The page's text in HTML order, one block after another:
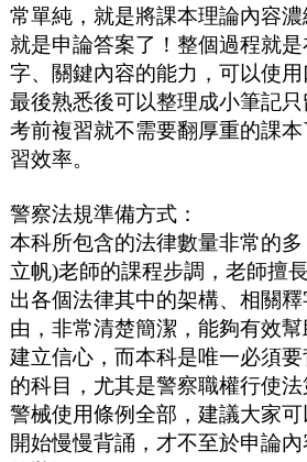
常單純，就是將課本理論內容濃
就是申論答案了！整個過程就
字、關鍵內容的能力，可以使用
最後熟悉後可以整理成小筆記
考前複習就不需要翻厚重的課
習效率。
警察法規準備方式：
本科所包含的法律數量非常的
立帆)老師的課程步調，老師擅
出各個法律其中的架構、相關
由，非常清楚簡潔，能夠有效
建立信心，而本科是唯一必須
的科目，尤其是警察職權行使
警械使用條例全部，建議大家
開始慢慢背誦，才不至於申論